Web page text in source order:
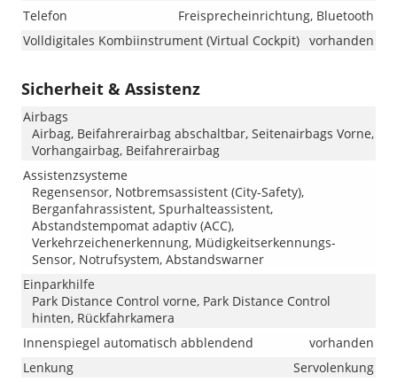
Telefon
Freisprecheinrichtung, Bluetooth
Volldigitales Kombiinstrument (Virtual Cockpit) vorhanden
Sicherheit & Assistenz
Airbags
Airbag, Beifahrerairbag abschaltbar, Seitenairbags Vorne,
Vorhangairbag, Beifahrerairbag
Assistenzsysteme
Regensensor, Notbremsassistent (City-Safety),
Berganfahrassistent, Spurhalteassistent,
Abstandstempomat adaptiv (ACC),
Verkehrzeichenerkennung, Müdigkeitserkennungs-
Sensor, Notrufsystem, Abstandswarner
Einparkhilfe
Park Distance Control vorne, Park Distance Control
hinten, Rückfahrkamera
Innenspiegel automatisch abblendend
vorhanden
Lenkung
Servolenkung